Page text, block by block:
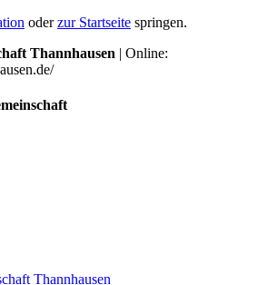
oderzur Startseite springen.
Thannhausen | Online: